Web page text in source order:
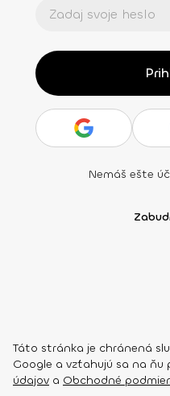
Nemáš ešte
Táto stránka je chránená
Google a vzťahujú sa na ňu
údajov a Obchodné